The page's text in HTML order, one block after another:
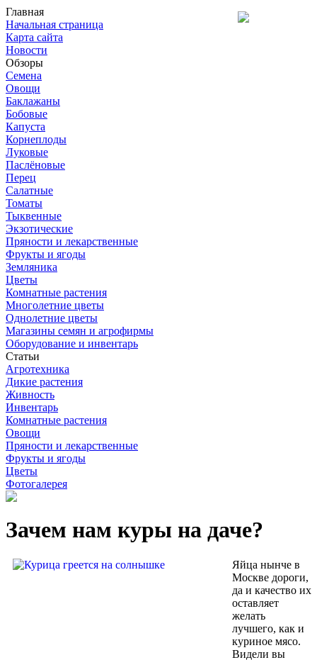
Главная
Начальная страница
Карта сайта
Новости
Обзоры
Семена
Овощи
Баклажаны
Бобовые
Капуста
Корнеплоды
Луковые
Паслёновые
Перец
Салатные
Томаты
Тыквенные
Экзотические
Пряности и лекарственные
Фрукты и ягоды
Земляника
Цветы
Комнатные растения
Многолетние цветы
Однолетние цветы
Магазины семян и агрофирмы
Оборудование и инвентарь
Статьи
Агротехника
Дикие растения
Живность
Инвентарь
Комнатные растения
Овощи
Пряности и лекарственные
Фрукты и ягоды
Цветы
Фотогалерея
Зачем нам куры на даче?
Яйца нынче в
Москве дороги,
да и качество их
оставляет
желать
лучшего, как и
куриное мясо.
Видели вы